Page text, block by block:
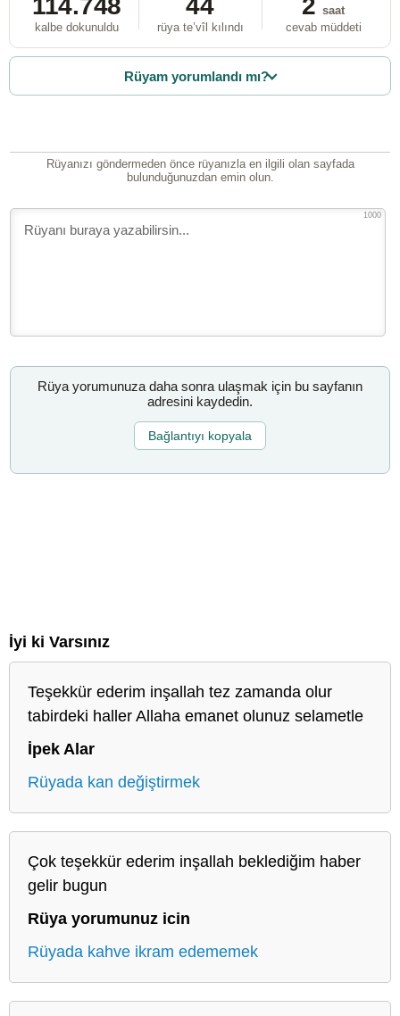
114.748
kalbe dokunuldu
44
rüya te’vîl kılındı
2 saat
cevab müddeti
Rüyam yorumlandı mı?
Rüyanızı göndermeden önce rüyanızla en ilgili olan sayfada
bulunduğunuzdan emin olun.
1000
Rüya yorumunuza daha sonra ulaşmak için bu sayfanın
adresini kaydedin.
Bağlantıyı kopyala
İyi ki Varsınız
Teşekkür ederim inşallah tez zamanda olur
tabirdeki haller Allaha emanet olunuz selametle
İpek Alar
Rüyada kan değiştirmek
Çok teşekkür ederim inşallah beklediğim haber
gelir bugun
Rüya yorumunuz icin
Rüyada kahve ikram edememek